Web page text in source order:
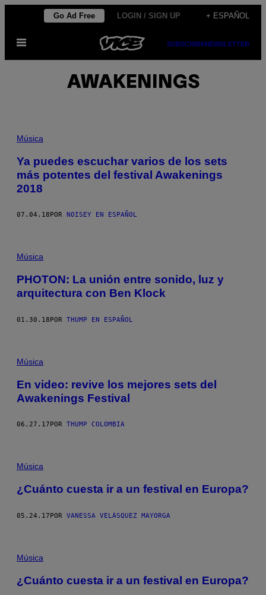
contenido
Go Ad Free LOGIN / SIGN UP + ESPAÑOL
Abrir
SUBSCRIBENEWSLETTER
AWAKENINGS
Música
Ya puedes escuchar varios de los sets
más potentes del festival Awakenings
2018
07.04.18 POR NOISEY EN ESPAÑOL
Música
PHOTON: La unión entre sonido, luz y
arquitectura con Ben Klock
01.30.18POR THUMP EN ESPAÑOL
Música
En video: revive los mejores sets del
Awakenings Festival
06.27.17 POR THUMP COLOMBIA
Música
¿Cuánto cuesta ir a un festival en Europa?
05.24.17POR VANESSA VELÁSQUEZ MAYORGA
Música
¿Cuánto cuesta ir a un festival en Europa?